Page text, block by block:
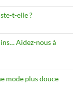
t-elle ?
Aidez-nous à
mode plus douce